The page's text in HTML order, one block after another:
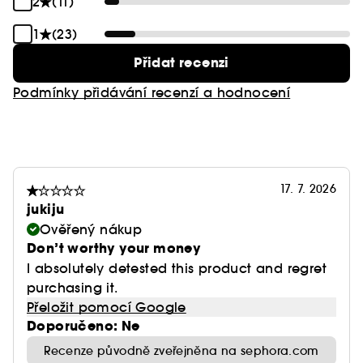
DOPLŇUJÍCÍ INORMACE:
Dejte svému vzhledu tón! Naše krémové palety v
barvách Neutrals Brown a Greige jsou navrženy
tak, aby se hodily ke všem typům pleti. S těmito
univerzálními, snadno použitelnými krémovými
stíny, které dodají očím hloubku a definici,
SILNÉ STRÁNKY:
-\tInovativní a intenzivně pigmentované textury
-\tOriginální a elegantní barvy
-\tSnadné roztírání a vrstvení
-\tBez usazování
-\tSnadno přenosný formát
1
(23)
Přidat recenzi
Podmínky přidávání recenzí a hodnocení
17. 7. 2026
jukiju
Ověřený nákup
Don’t worthy your money
I absolutely detested this product and regret
purchasing it.
Přeložit pomocí Google
Doporučeno: Ne
Recenze původně zveřejněna na sephora.com